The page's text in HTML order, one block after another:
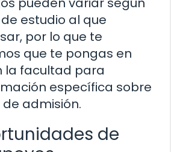
estudio al que
por lo que te
que te pongas en
la facultad para
específica sobre
admisión.
de